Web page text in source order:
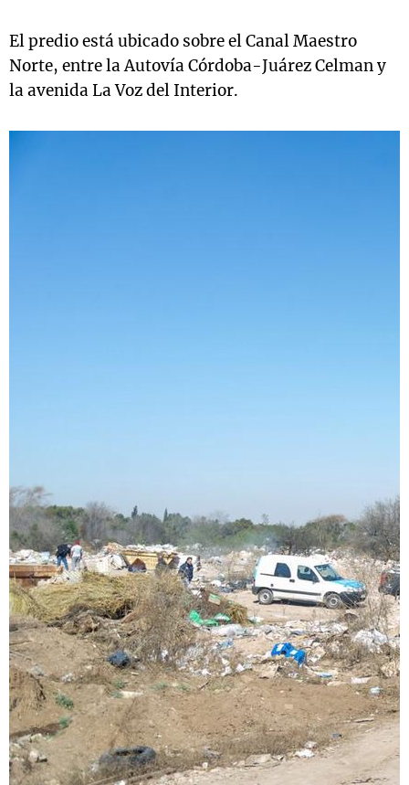
El predio está ubicado sobre el Canal Maestro
Norte, entre la Autovía Córdoba-Juárez Celman y
la avenida La Voz del Interior.